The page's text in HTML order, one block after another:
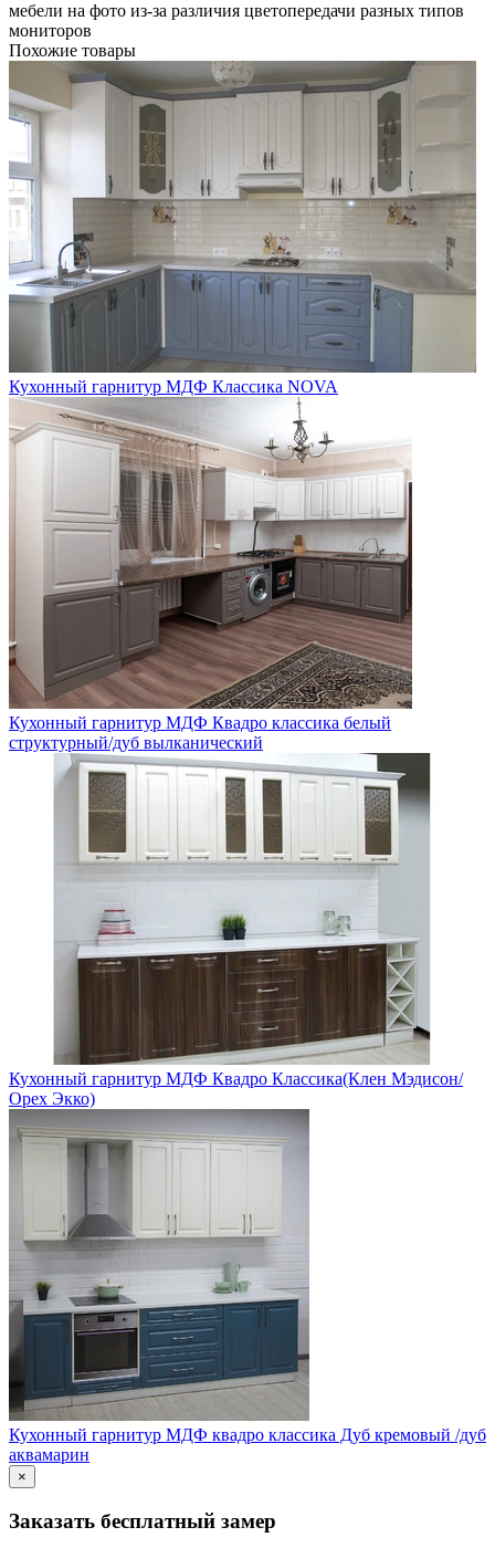
мебели на фото из-за различия цветопередачи разных типов
мониторов
Похожие товары
Кухонный гарнитур МДФ Классика NOVA
Кухонный гарнитур МДФ Квадро классика белый
структурный/дуб вылканический
Кухонный гарнитур МДФ Квадро Классика(Клен Мэдисон/
Орех Экко)
Кухонный гарнитур МДФ квадро классика Дуб кремовый /дуб
аквамарин
×
Заказать бесплатный замер